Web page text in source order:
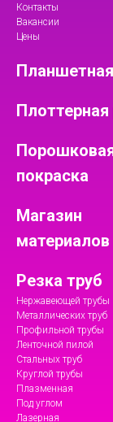
Контакты
Вакансии
Цены
Плоттерная
покраска
Магазин
материалов
Резка труб
Нержавеющей трубы
Металлических труб
Профильной трубы
Ленточной пилой
Стальных труб
Круглой трубы
Плазменная
Под углом
Лазерная